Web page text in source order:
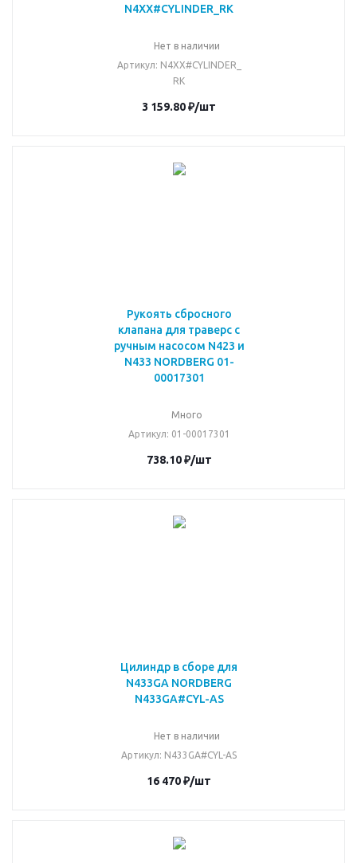
N4XX#CYLINDER_RK
Нет в наличии
Артикул: N4XX#CYLINDER_
RK
3 159.80₽/шт
Рукоять сбросного
клапана для траверс с
ручным насосом N423 и
N433 NORDBERG 01-
00017301
Много
Артикул: 01-00017301
738.10₽/шт
Цилиндр в сборе для
N433GA NORDBERG
N433GA#CYL-AS
Нет в наличии
Артикул: N433GA#CYL-AS
16 470₽/шт